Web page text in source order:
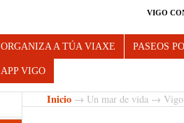
VIGO
Turismo de Vigo
ORGANIZA A TÚA VIAXE PASEOS
APP VIGO
Inicio → Un mar de vida →